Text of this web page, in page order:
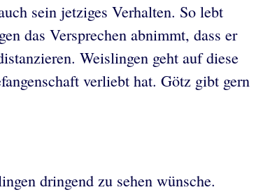
sein jetziges Verhalten. So lebt
das Versprechen abnimmt, dass er
Weislingen geht auf diese
verliebt hat. Götz gibt gern
dringend zu sehen wünsche.